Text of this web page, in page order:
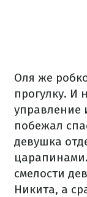
Оля же
прогулку. И
управление
побежал
девушка
царапинами.
смелости
Никита, а